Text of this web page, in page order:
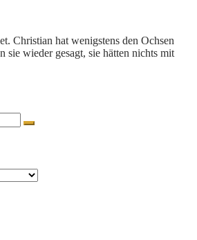
Christian hat wenigstens den Ochsen
sie wieder gesagt, sie hätten nichts mit